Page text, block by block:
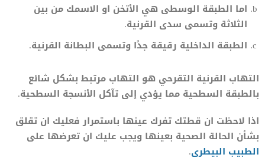
اما الطبقة الوسطى هي الأتخن او الاسمك من بين
الثلاثة وتسمى سدى القرنية.
الطبقة الداخلية رقيقة جدًا وتسمى البطانة القرنية.
التهاب القرنية التقرحي هو التهاب مرتبط بشكل شائع
بالطبقة السطحية مما يؤدي إلى تآكل الأنسجة السطحية.
اذا لاحظت ان قطتك تفرك عينها باستمرار فعليك ان تقلق
بشأن الحالة الصحية بعينها ويجب عليك ان تعرضها على
الطبيب البيطرى.